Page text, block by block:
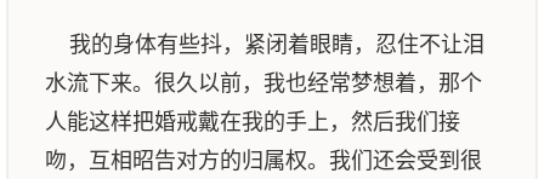
我的身体有些抖，紧闭着眼睛，忍住不让泪
水流下来。很久以前，我也经常梦想着，那个
人能这样把婚戒戴在我的手上，然后我们接
吻，互相昭告对方的归属权。我们还会受到很